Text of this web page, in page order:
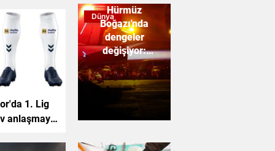
1. Lig
anlaşmayla
Ziyaret
Dünya
Hürmüz
Boğazı'nda
dengeler
değişiyor:
ABD'den İran'a
kapsamlı hava
operasyonu